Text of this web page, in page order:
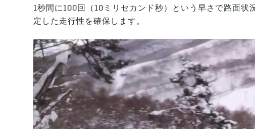
1秒間に100回（10ミリセカンド秒）という早さで路面
定した走行性を確保します。